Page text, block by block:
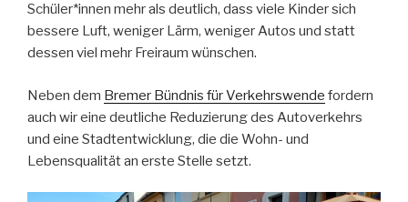
Schüler*innen mehr als deutlich, dass viele Kinder sich
bessere Luft, weniger Lärm, weniger Autos und statt
dessen viel mehr Freiraum wünschen.
Neben dem Bremer Bündnis für Verkehrswende fordern
auch wir eine deutliche Reduzierung des Autoverkehrs
und eine Stadtentwicklung, die die Wohn- und
Lebensqualität an erste Stelle setzt.